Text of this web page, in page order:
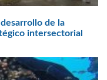
de la
intersectorial